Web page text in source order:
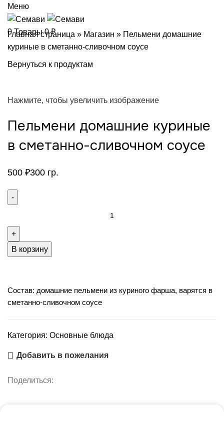
Меню
0Товары 0₽
Главная страница » Магазин » Пельмени домашние
куриные в сметанно-сливочном соусе
Вернуться к продуктам
Нажмите, чтобы увеличить изображение
Пельмени домашние куриные
в сметанно-сливочном соусе
500 ₽300 гр.
Пельмени
домашние
сметанно-
В корзину
Состав: домашние пельмени из куриного фарша, варятся в
сметанно-сливочном соусе
Категория: Основные блюда
Добавить в пожелания
Поделиться: